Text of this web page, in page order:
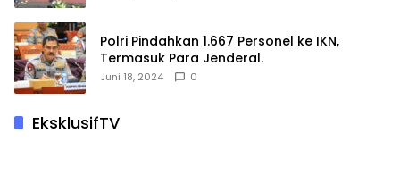
Polri Pindahkan 1.667 Personel ke IKN,
Termasuk Para Jenderal.
Juni 18, 2024 0
EksklusifTV